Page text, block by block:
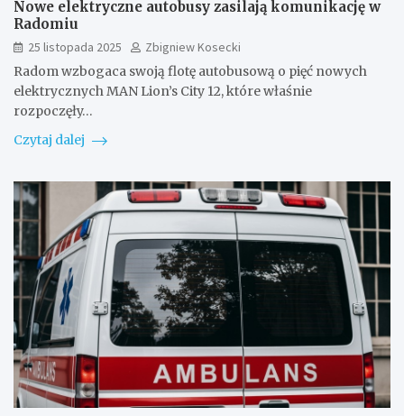
Nowe elektryczne autobusy zasilają komunikację w
Radomiu
25 listopada 2025
Zbigniew Kosecki
Radom wzbogaca swoją flotę autobusową o pięć nowych
elektrycznych MAN Lion’s City 12, które właśnie
rozpoczęły…
Czytaj dalej